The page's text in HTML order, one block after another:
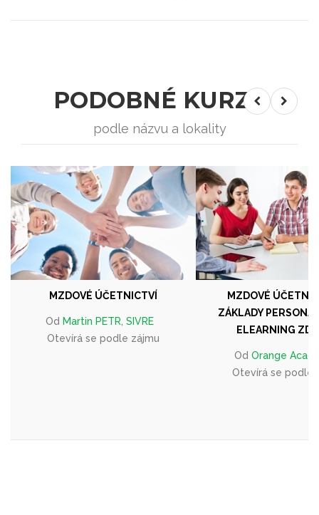
PODOBNÉ KURZY
podle názvu a lokality
MZDOVÉ ÚČETNICTVÍ
Od Martin PETR, SIVRE
Otevírá se podle zájmu
MZDOVÉ
ZÁKLADY
ELEARNING
Od Orange
Otevírá se podle